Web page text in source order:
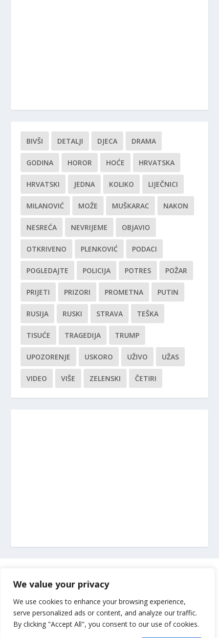
We value your privacy
We use cookies to enhance your browsing experience,
serve personalized ads or content, and analyze our traffic.
By clicking "Accept All", you consent to our use of cookies.
BIVŠI DETALJI DJECA DRAMA
GODINA HOROR HOĆE HRVATSKA
HRVATSKI JEDNA KOLIKO LIJEČNICI
MILANOVIĆ MOŽE MUŠKARAC NAKON
NESREĆA NEVRIJEME OBJAVIO
OTKRIVENO PLENKOVIĆ PODACI
POGLEDAJTE POLICIJA POTRES POŽAR
PRIJETI PRIZORI PROMETNA PUTIN
RUSIJA RUSKI STRAVA TEŠKA
TISUĆE TRAGEDIJA TRUMP
UPOZORENJE USKORO UŽIVO UŽAS
VIDEO VIŠE ZELENSKI ČETIRI
Impressum
Uvjeti korištenja